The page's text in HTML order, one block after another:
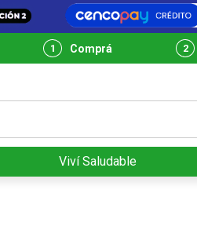
Comprá
Viví Saludable